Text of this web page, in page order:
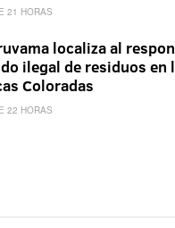
21 HORAS
localiza al
ilegal de residuos en
Coloradas
22 HORAS